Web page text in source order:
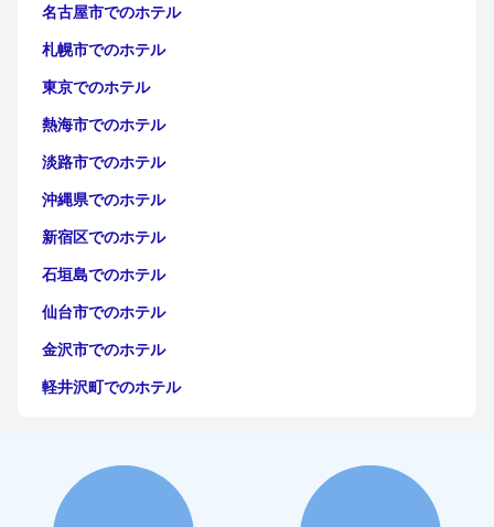
名古屋市でのホテル
札幌市でのホテル
東京でのホテル
熱海市でのホテル
淡路市でのホテル
沖縄県でのホテル
新宿区でのホテル
石垣島でのホテル
仙台市でのホテル
金沢市でのホテル
軽井沢町でのホテル
神戸市でのホテル
宮古島でのホテル